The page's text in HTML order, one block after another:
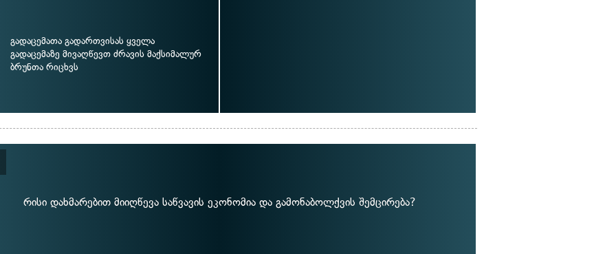
გადაცემათა გადართვისას ყველა
გადაცემაზე მივაღწევთ ძრავის მაქსიმალურ
ბრუნთა რიცხვს
რისი დახმარებით მიიღწევა საწვავის ეკონომია და გამონაბოლქვის შემცირება?